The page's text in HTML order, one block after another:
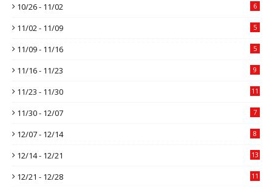
10/26 - 11/02 6
11/02 - 11/09 5
11/09 - 11/16 5
11/16 - 11/23 9
11/23 - 11/30 11
11/30 - 12/07 7
12/07 - 12/14 8
12/14 - 12/21 13
12/21 - 12/28 11